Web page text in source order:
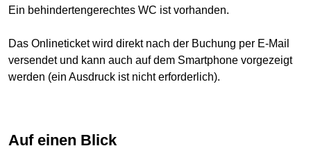
Ein behindertengerechtes WC ist vorhanden.
Das Onlineticket wird direkt nach der Buchung per E-Mail
versendet und kann auch auf dem Smartphone vorgezeigt
werden (ein Ausdruck ist nicht erforderlich).
Auf einen Blick